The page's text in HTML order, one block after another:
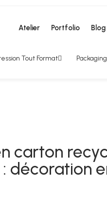
Atelier Portfolio Blog
Tout Format
carton
: décoration